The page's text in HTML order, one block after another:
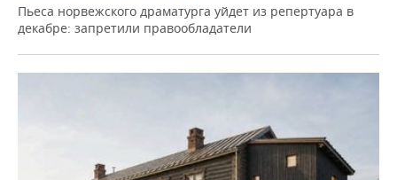
Пьеса норвежского драматурга уйдет из репертуара в
декабре: запретили правообладатели